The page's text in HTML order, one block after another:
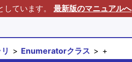
ています。 最新版のマニュアルへ
Enumeratorクラス +